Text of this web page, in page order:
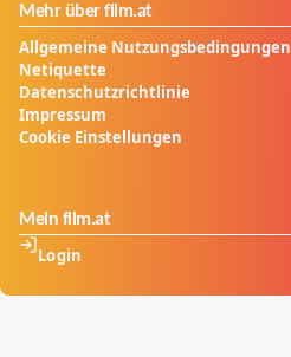
Mehr über film.at
Allgemeine Nutzungsbedingungen
Netiquette
Datenschutzrichtlinie
Impressum
Cookie Einstellungen
Mein film.at
Login